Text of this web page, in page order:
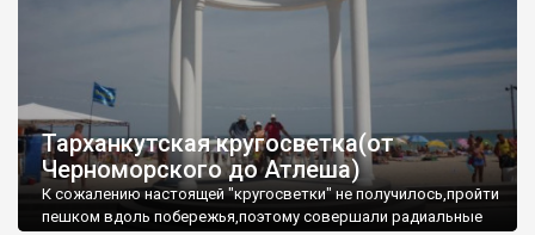
Тарханкутская кругосветка(от
Черноморского до Атлеша)
К сожалению настоящей "кругосветки" не получилось,пройти
пешком вдоль побережья,поэтому совершали радиальные